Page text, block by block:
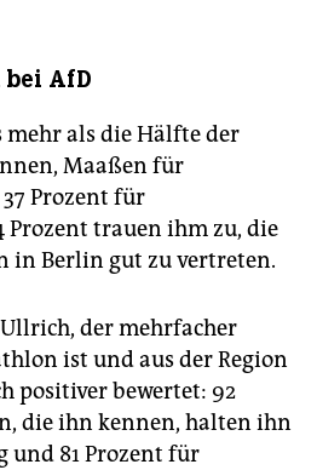
AfD
als die Hälfte der
Maaßen für
Prozent für
Prozent trauen ihm zu, die
in Berlin gut zu vertreten.
der mehrfacher
ist und aus der Region
positiver bewertet: 92
die ihn kennen, halten ihn
81 Prozent für